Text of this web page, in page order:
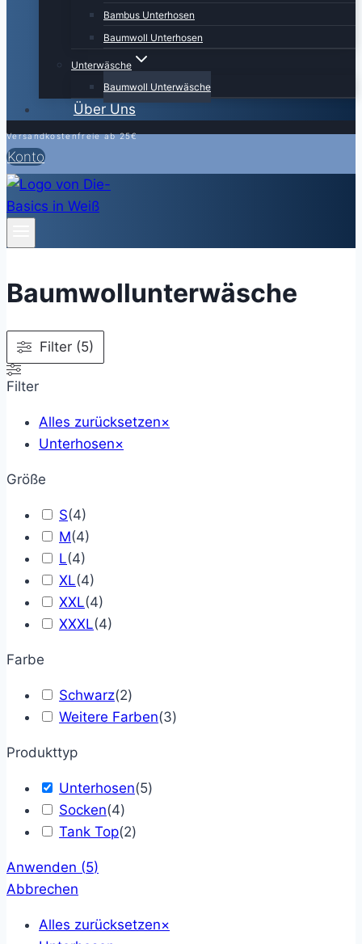
Bambus Unterhosen
Baumwoll Unterhosen
Unterwäsche
Baumwoll Unterwäsche
Über Uns
Versandkostenfreie ab 25€
Konto
Baumwollunterwäsche
Filter (5)
Filter
Alles zurücksetzen×
Unterhosen×
Größe
S(4)
M(4)
L(4)
XL(4)
XXL(4)
XXXL(4)
Farbe
Schwarz(2)
Weitere Farben(3)
Produkttyp
Unterhosen(5)
Socken(4)
Tank Top(2)
Anwenden (5)
Abbrechen
Alles zurücksetzen×